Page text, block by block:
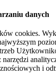
danych
cookies.
narzędzi
i